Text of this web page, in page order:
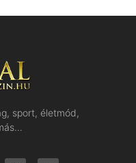
sport, életmód,